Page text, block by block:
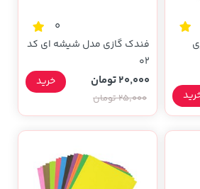
0
فندک گازی مدل شیشه ای کد
02
20,000 تومان
25,000 تومان
خرید